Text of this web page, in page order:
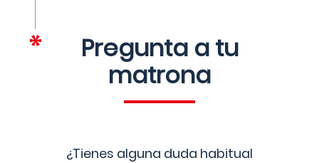
Pregunta a tu
matrona
¿Tienes alguna duda habitual